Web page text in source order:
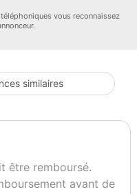
informations
vous reconnaissez
similaires
être remboursé.
avant de